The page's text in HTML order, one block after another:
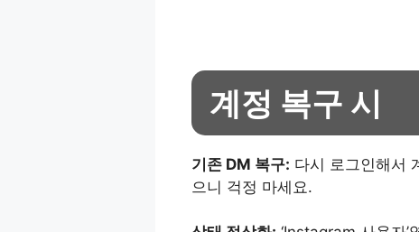
계정 복구 시
기존 DM 복구: 다시 로그인해서
으니 걱정 마세요.